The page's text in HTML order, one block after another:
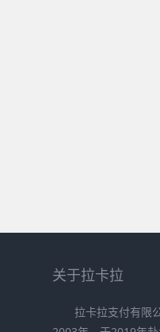
关于拉卡拉
拉卡拉支付有限